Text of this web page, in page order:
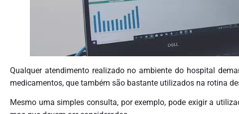
Qualquer atendimento realizado no ambiente do hospital
medicamentos, que também são bastante utilizados na rotina
Mesmo uma simples consulta, por exemplo, pode exigir a